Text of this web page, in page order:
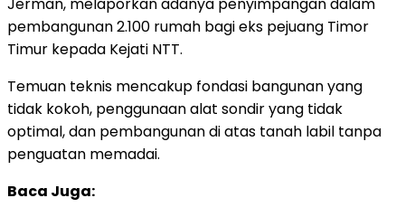
Jerman, melaporkan adanya penyimpangan dalam
pembangunan 2.100 rumah bagi eks pejuang Timor
Timur kepada Kejati NTT.
Temuan teknis mencakup fondasi bangunan yang
tidak kokoh, penggunaan alat sondir yang tidak
optimal, dan pembangunan di atas tanah labil tanpa
penguatan memadai.
Baca Juga: